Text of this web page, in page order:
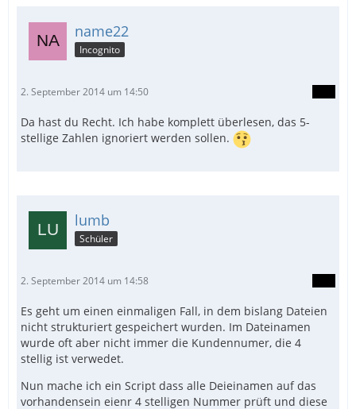
name22
Incognito
2. September 2014 um 14:50
Da hast du Recht. Ich habe komplett überlesen, das 5-
stellige Zahlen ignoriert werden sollen.
lumb
Schüler
2. September 2014 um 14:58
Es geht um einen einmaligen Fall, in dem bislang Dateien
nicht strukturiert gespeichert wurden. Im Dateinamen
wurde oft aber nicht immer die Kundennumer, die 4
stellig ist verwedet.
Nun mache ich ein Script dass alle Deieinamen auf das
vorhandensein eienr 4 stelligen Nummer prüft und diese